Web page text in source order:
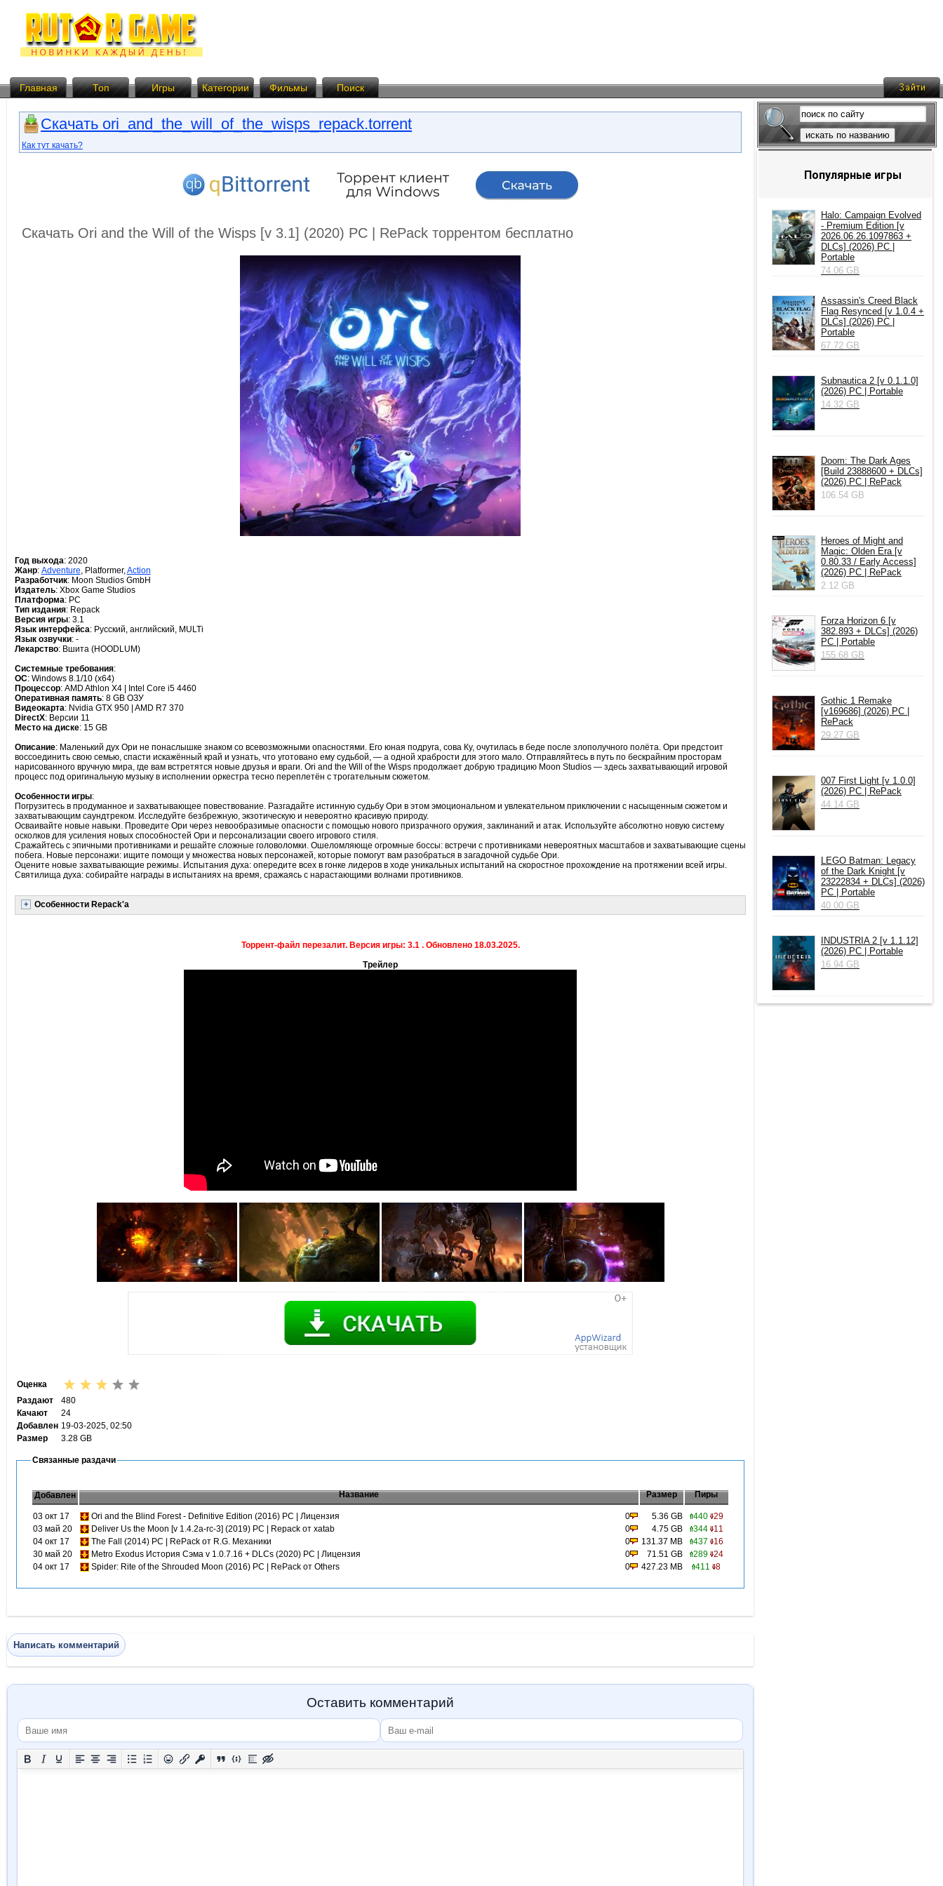
Главная Топ Игры Категории Фильмы Поиск
Скачать ori_and_the_will_of_the_wisps_repack.torrent
Как тут качать?
Скачать Ori and the Will of the Wisps [v 3.1] (2020) PC | RePack торрентом бесплатно
Год выхода: 2020
Жанр: Adventure, Platformer,Action
Разработчик: Moon Studios GmbH
Издатель: Xbox Game Studios
Платформа: PC
Тип издания: Repack
Версия игры: 3.1
Язык интерфейса: Русский, английский, MULTi
Язык озвучки: -
Лекарство: Вшита (HOODLUM)
Системные требования:
ОС: Windows 8.1/10 (x64)
Процессор: AMD Athlon X4 | Intel Core i5 4460
Оперативная память: 8 GB ОЗУ
Видеокарта: Nvidia GTX 950 | AMD R7 370
DirectX: Версии 11
Место на диске: 15 GB
Описание: Маленький дух Ори не понаслышке знаком со всевозможными опасностями. Его юная подруга, сова Ку, очутилась в беде после злополучного полёта. Ори предстоит
воссоединить свою семью, спасти искажённый край и узнать, что уготовано ему судьбой, — а одной храбрости для этого мало. Отправляйтесь в путь по бескрайним просторам
нарисованного вручную мира, где вам встретятся новые друзья и враги. Ori and the Will of the Wisps продолжает добрую традицию Moon Studios — здесь захватывающий игровой
процесс под оригинальную музыку в исполнении оркестра тесно переплетён с трогательным сюжетом.
Особенности игры:
Погрузитесь в продуманное и захватывающее повествование. Разгадайте истинную судьбу Ори в этом эмоциональном и увлекательном приключении с насыщенным сюжетом и
захватывающим саундтреком. Исследуйте безбрежную, экзотическую и невероятно красивую природу.
Осваивайте новые навыки. Проведите Ори через невообразимые опасности с помощью нового призрачного оружия, заклинаний и атак. Используйте абсолютно новую систему
осколков для усиления новых способностей Ори и персонализации своего игрового стиля.
Сражайтесь с эпичными противниками и решайте сложные головоломки. Ошеломляюще огромные боссы: встречи с противниками невероятных масштабов и захватывающие сцены
побега. Новые персонажи: ищите помощи у множества новых персонажей, которые помогут вам разобраться в загадочной судьбе Ори.
Оцените новые захватывающие режимы. Испытания духа: опередите всех в гонке лидеров в ходе уникальных испытаний на скоростное прохождение на протяжении всей игры.
Святилища духа: собирайте награды в испытаниях на время, сражаясь с нарастающими волнами противников.
Особенности Repack'a
Торрент-файл перезалит. Версия игры: 3.1 . Обновлено 18.03.2025.
Трейлер
Оценка
Раздают
480
Качают
24
Добавлен 19-03-2025, 02:50
Размер
3.28 GB
Связанные раздачи
Добавлен Название Размер Пиры
03 окт 17 Ori and the Blind Forest - Definitive Edition (2016) PC | Лицензия 0 5.36 GB 440 29
03 май 20
Deliver Us the Moon [v 1.4.2a-rc-3] (2019) PC | Repack от xatab 0 4.75 GB 344 11
04 окт 17
The Fall (2014) PC | RePack от R.G. Механики 0 131.37 MB 437
16
30 май 20
Metro Exodus История Сэма v 1.0.7.16 + DLCs (2020) PC | Лицензия 0 71.51 GB 289 24
04 окт 17
Spider: Rite of the Shrouded Moon (2016) PC | RePack от Others 0 427.23 MB 411 8
Написать комментарий
Оставить комментарий
искать по названию
Популярные игры
Halo: Campaign Evolved
- Premium Edition [v
2026.06.26.1097863 +
DLCs] (2026) PC |
Portable
74.06 GB
Assassin's Creed Black
Flag Resynced [v 1.0.4 +
DLCs] (2026) PC |
Portable
67.72 GB
Subnautica 2 [v 0.1.1.0]
(2026) PC | Portable
14.32 GB
Doom: The Dark Ages
[Build 23888600 + DLCs]
(2026) PC | RePack
106.54 GB
Heroes of Might and
Magic: Olden Era [v
0.80.33 / Early Access]
(2026) PC | RePack
2.12 GB
Forza Horizon 6 [v
382.893 + DLCs] (2026)
PC | Portable
155.68 GB
Gothic 1 Remake
[v169686] (2026) PC |
RePack
29.27 GB
007 First Light [v 1.0.0]
(2026) PC | RePack
44.14 GB
LEGO Batman: Legacy
of the Dark Knight [v
23222834 + DLCs] (2026)
PC | Portable
40.00 GB
INDUSTRIA 2 [v 1.1.12]
(2026) РС | Portable
16.94 GB